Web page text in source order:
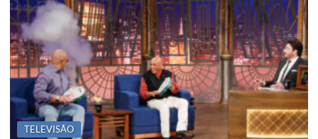
TELEVISÃO